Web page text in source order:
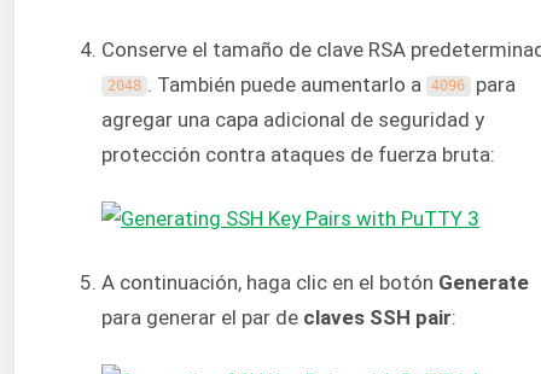
Conserve el tamaño de clave RSA
2048 . También puede aumentarlo a 4096
para
agregar una capa adicional de seguridad y
protección contra ataques de fuerza bruta:
A continuación, haga clic en el botón Generate
para generar el par de claves SSH pair: